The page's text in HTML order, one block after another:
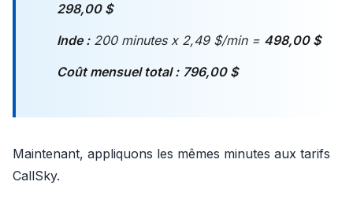
298,00 $
Inde :200 minutes x 2,49 $/min = 498,00 $
Coût mensuel total : 796,00 $
Maintenant, appliquons les mêmes minutes aux tarifs
CallSky.